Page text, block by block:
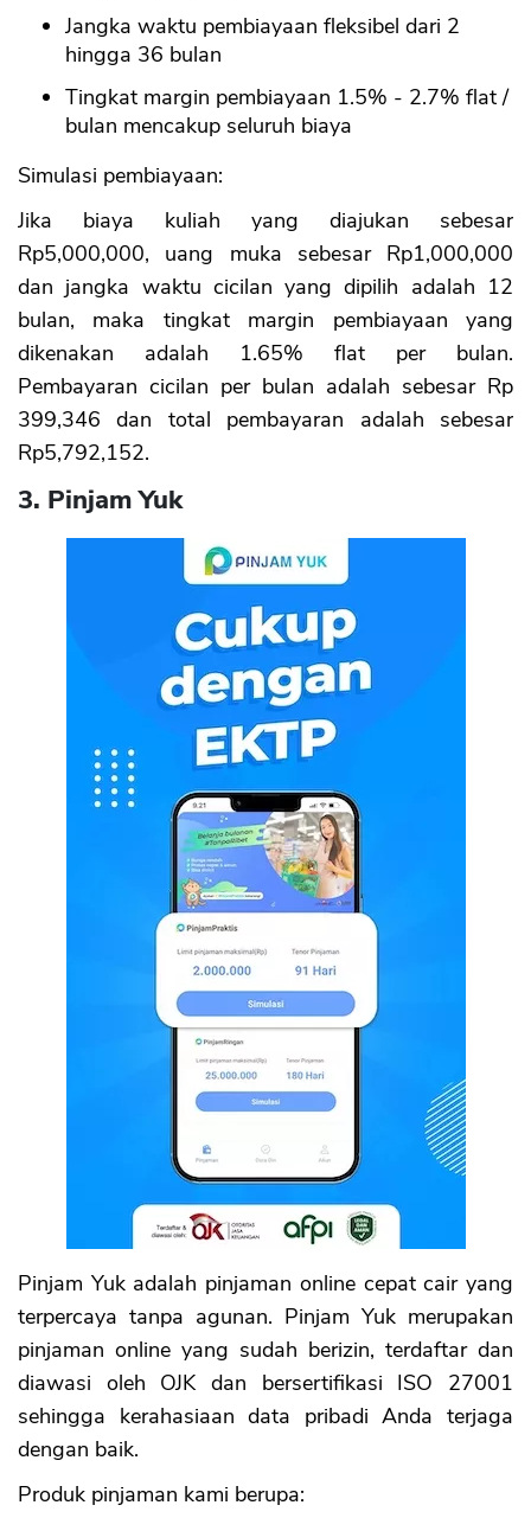
Jangka waktu pembiayaan fleksibel dari 2
hingga 36 bulan
Tingkat margin pembiayaan 1.5% - 2.7% flat /
bulan mencakup seluruh biaya
Simulasi pembiayaan:
Jika biaya kuliah yang diajukan sebesar
Rp5,000,000, uang muka sebesar Rp1,000,000
dan jangka waktu cicilan yang dipilih adalah 12
bulan, maka tingkat margin pembiayaan yang
dikenakan adalah 1.65% flat per bulan.
Pembayaran cicilan per bulan adalah sebesar Rp
399,346 dan total pembayaran adalah sebesar
Rp5,792,152.
3. Pinjam Yuk
Pinjam Yuk adalah pinjaman online cepat cair yang
terpercaya tanpa agunan. Pinjam Yuk merupakan
pinjaman online yang sudah berizin, terdaftar dan
diawasi oleh OJK dan bersertifikasi ISO 27001
sehingga kerahasiaan data pribadi Anda terjaga
dengan baik.
Produk pinjaman kami berupa: